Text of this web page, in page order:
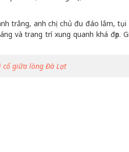
trắng, anh chị chủ đu đáo lắm,
và trang trí xung quanh khá đẹp.
giữa lòng Đà Lạt